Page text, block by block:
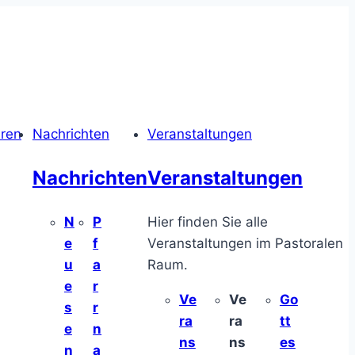
Nachrichten
Nachrichten
N
e
u
e
s
e
n
P
f
a
r
r
n
a
Veranstaltungen
Veranstaltungen
Hier finden Sie alle
Veranstaltungen im Pastoralen
Raum.
Ve
ra
ns
Ve
ra
ns
Go
tt
es